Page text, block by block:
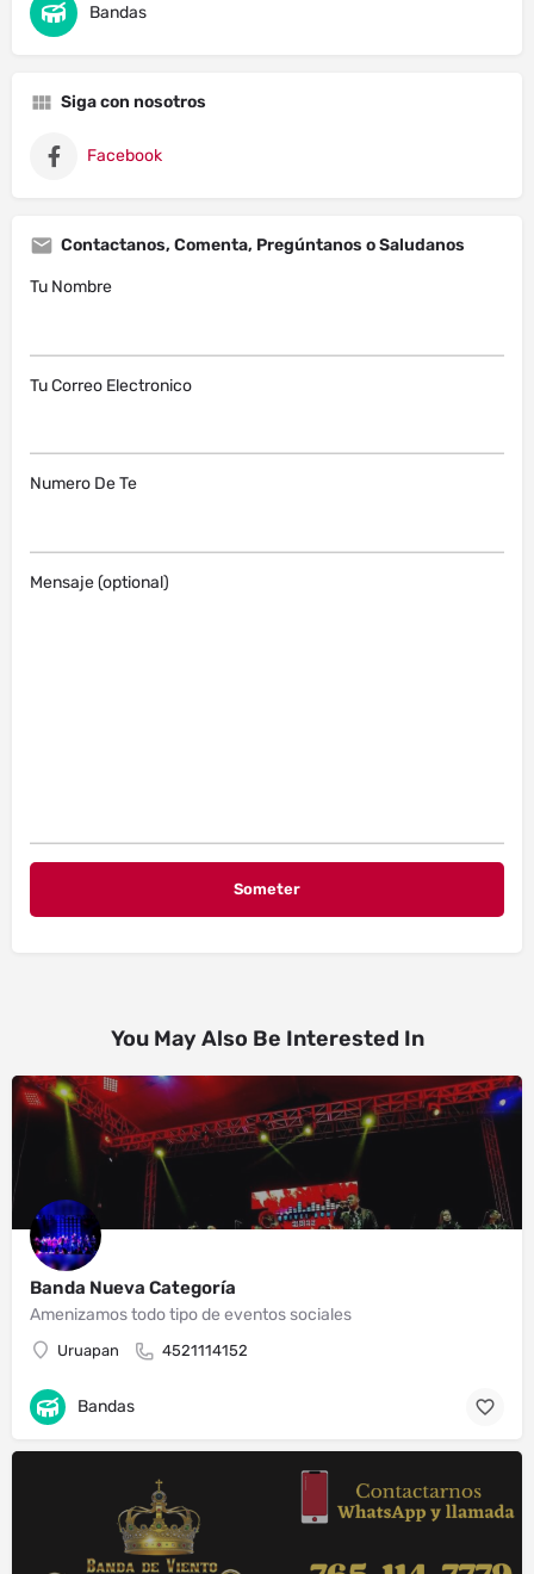
Bandas
Siga con nosotros
Facebook
Contactanos, Comenta, Pregúntanos o Saludanos
Tu Nombre
Tu Correo Electronico
Numero De Te
Mensaje (optional)
You May Also Be Interested In
Banda Nueva Categoría
Amenizamos todo tipo de eventos sociales
Uruapan 4521114152
Bandas